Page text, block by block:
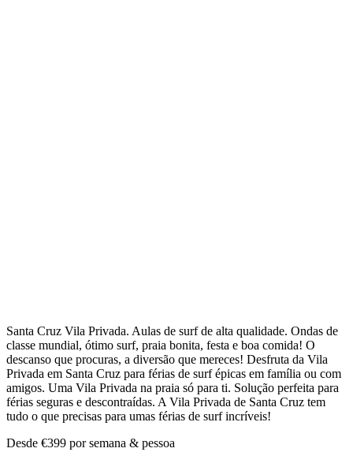
Santa Cruz Vila Privada. Aulas de surf de alta qualidade. Ondas de
classe mundial, ótimo surf, praia bonita, festa e boa comida! O
descanso que procuras, a diversão que mereces! Desfruta da Vila
Privada em Santa Cruz para férias de surf épicas em família ou com
amigos. Uma Vila Privada na praia só para ti. Solução perfeita para
férias seguras e descontraídas. A Vila Privada de Santa Cruz tem
tudo o que precisas para umas férias de surf incríveis!
Desde €399 por semana & pessoa